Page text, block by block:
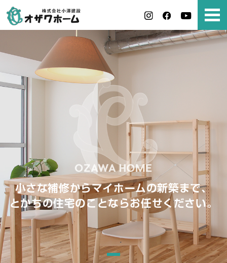
小さな補修からマイホームの新築まで、
とかちの住宅のことならお任せください。